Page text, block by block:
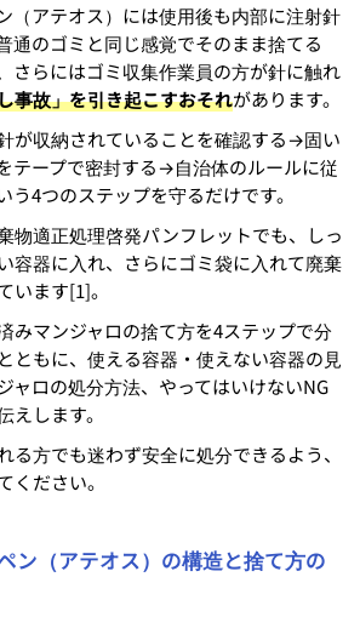
（アテオス）には使用後も内部に注射針
通のゴミと同じ感覚でそのまま捨てる
さらにはゴミ収集作業員の方が針に触れ
事故」を引き起こすおそれがあります。
が収納されていることを確認する→固い
テープで密封する→自治体のルールに従
う4つのステップを守るだけです。
物適正処理啓発パンフレットでも、しっ
容器に入れ、さらにゴミ袋に入れて廃棄
います[1]。
みマンジャロの捨て方を4ステップで分
ともに、使える容器・使えない容器の見
ャロの処分方法、やってはいけないNG
えします。
る方でも迷わず安全に処分できるよう、
ください。
ン（アテオス）の構造と捨て方の